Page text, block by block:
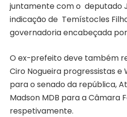
juntamente com o deputado
indicação de Temístocles
governadoria encabeçada
O ex-prefeito deve também
Ciro Nogueira progressistas e
para o senado da república,
Madson MDB para a Câmara
respetivamente.